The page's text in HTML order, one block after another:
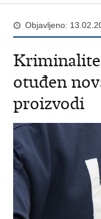
Objavljeno:
otuđen
proizvodi